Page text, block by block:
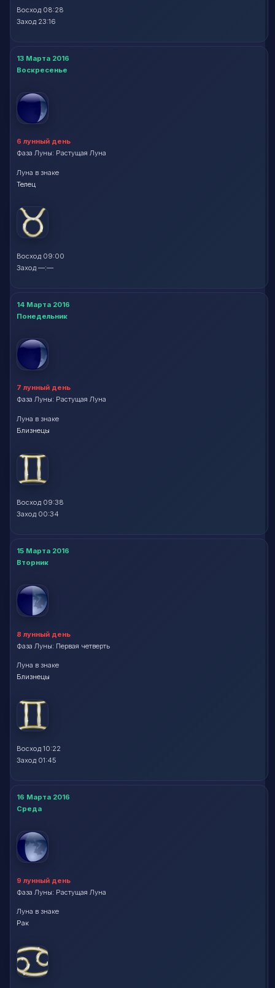
Восход 08:28
Заход 23:16
13 Марта 2016
Воскресенье
6 лунный день
Фаза Луны: Растущая Луна
Луна в знаке
Телец
Восход 09:00
Заход —:—
14 Марта 2016
Понедельник
7 лунный день
Фаза Луны: Растущая Луна
Луна в знаке
Близнецы
Восход 09:38
Заход 00:34
15 Марта 2016
Вторник
8 лунный день
Фаза Луны: Первая четверть
Луна в знаке
Близнецы
Восход 10:22
Заход 01:45
16 Марта 2016
Среда
9 лунный день
Фаза Луны: Растущая Луна
Луна в знаке
Рак